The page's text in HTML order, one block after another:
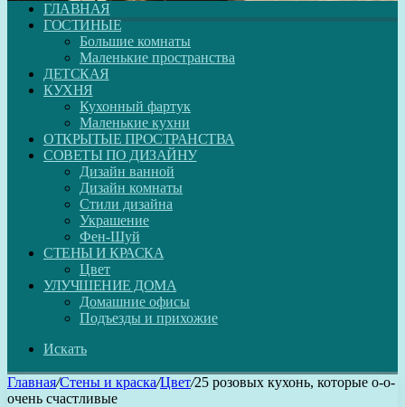
ГЛАВНАЯ
ГОСТИНЫЕ
Большие комнаты
Маленькие пространства
ДЕТСКАЯ
КУХНЯ
Кухонный фартук
Маленькие кухни
ОТКРЫТЫЕ ПРОСТРАНСТВА
СОВЕТЫ ПО ДИЗАЙНУ
Дизайн ванной
Дизайн комнаты
Стили дизайна
Украшение
Фен-Шуй
СТЕНЫ И КРАСКА
Цвет
УЛУЧШЕНИЕ ДОМА
Домашние офисы
Подъезды и прихожие
Искать
Главная/Стены и краска/Цвет/25 розовых кухонь, которые о-о-
очень счастливые